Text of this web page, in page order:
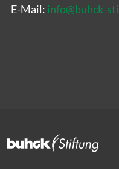
E-Mail: info@buhck-